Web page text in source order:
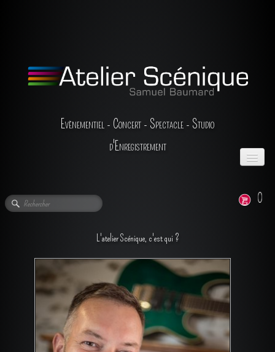
Evènementiel - Concert - Spectacle - Studio
d'Enregistrement
LA LOCATION▼
LES PRESTATIONS▼
L'ENREGISTREMENT
L'INSTALLATION / VENTE
ALBUM PHOTOS
0
L'atelier Scénique, c'est qui ?